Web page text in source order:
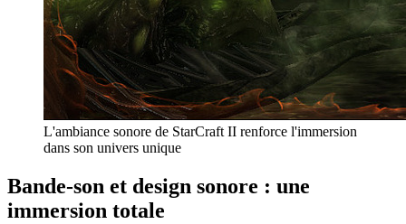
L'ambiance sonore de StarCraft II renforce l'immersion
dans son univers unique
Bande-son et design sonore : une
immersion totale